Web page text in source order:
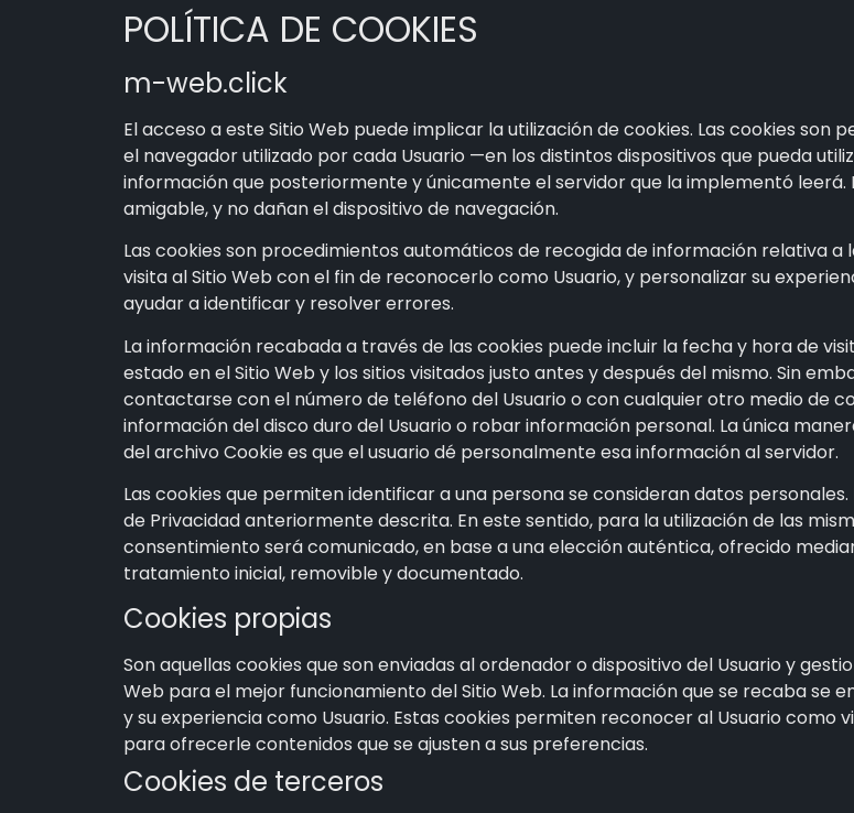
POLÍTICA DE COOKIES
m-web.click
El acceso a este Sitio Web puede implicar la utilización de cookies. Las cookies
el navegador utilizado por cada Usuario —en los distintos dispositivos que pueda
información que posteriormente y únicamente el servidor que la implementó leerá.
amigable, y no dañan el dispositivo de navegación.
Las cookies son procedimientos automáticos de recogida de información relativa
visita al Sitio Web con el fin de reconocerlo como Usuario, y personalizar su
ayudar a identificar y resolver errores.
La información recabada a través de las cookies puede incluir la fecha y hora de
estado en el Sitio Web y los sitios visitados justo antes y después del mismo. Sin
contactarse con el número de teléfono del Usuario o con cualquier otro medio de
información del disco duro del Usuario o robar información personal. La única
del archivo Cookie es que el usuario dé personalmente esa información al servidor.
Las cookies que permiten identificar a una persona se consideran datos
de Privacidad anteriormente descrita. En este sentido, para la utilización de las
consentimiento será comunicado, en base a una elección auténtica, ofrecido
tratamiento inicial, removible y documentado.
Cookies propias
Son aquellas cookies que son enviadas al ordenador o dispositivo del Usuario y
Web para el mejor funcionamiento del Sitio Web. La información que se recaba se
y su experiencia como Usuario. Estas cookies permiten reconocer al Usuario
para ofrecerle contenidos que se ajusten a sus preferencias.
Cookies de terceros